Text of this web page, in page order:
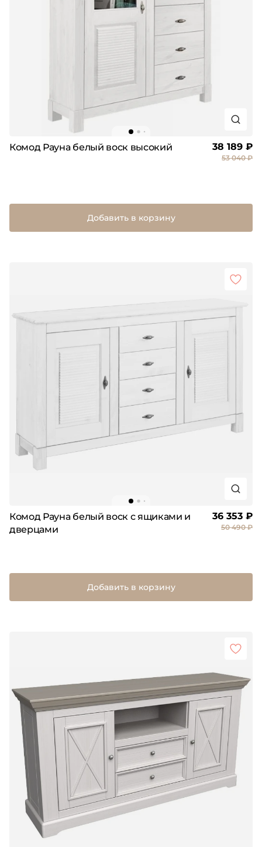
Комод Рауна белый воск высокий 38 189 ₽
53 040 ₽
Добавить в корзину
Комод Рауна белый воск с ящиками и
дверцами
36 353 ₽
50 490 ₽
Добавить в корзину